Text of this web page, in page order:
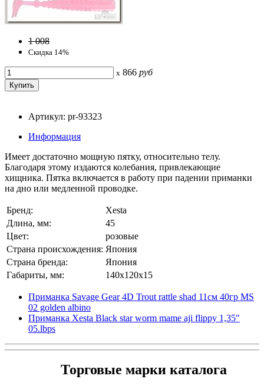
1 008
Скидка 14%
x 866 руб
Артикул: pr-93323
Информация
Имеет достаточно мощную пятку, относительно телу.
Благодаря этому издаются колебания, привлекающие
хищника. Пятка включается в работу при падении приманки
на дно или медленной проводке.
Бренд:
Xesta
Длина, мм:
45
Цвет:
розовые
Страна происхождения: Япония
Страна бренда:
Япония
Габариты, мм:
140x120x15
Приманка Savage Gear 4D Trout rattle shad 11см 40гр MS
02 golden albino
Приманка Xesta Black star worm mame aji flippy 1,35"
05.lbps
Торговые марки каталога